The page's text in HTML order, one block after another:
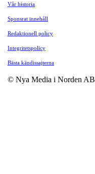
Vår historia
Sponsrat innehåll
Redaktionell policy
Integritetspolicy
Bästa kändissajterna
© Nya Media i Norden AB